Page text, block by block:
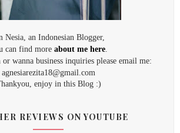
Nesia, an Indonesian Blogger,
can find more about me here.
wanna business inquiries please email me:
agnesiarezita18@gmail.com
enjoy in this Blog :)
REVIEWS ON YOUTUBE